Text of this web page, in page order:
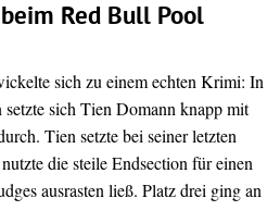
Red Bull Pool
sich zu einem echten Krimi: In
sich Tien Domann knapp mit
Tien setzte bei seiner letzten
die steile Endsection für einen
ausrasten ließ. Platz drei ging an